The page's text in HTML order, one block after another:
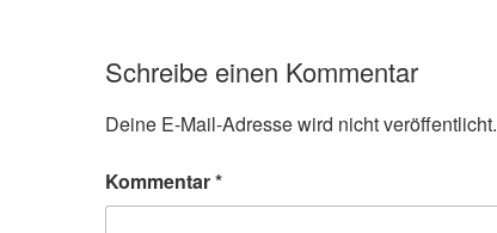
Schreibe einen Kommentar
Deine E-Mail-Adresse wird nicht veröffentlicht.
Kommentar*